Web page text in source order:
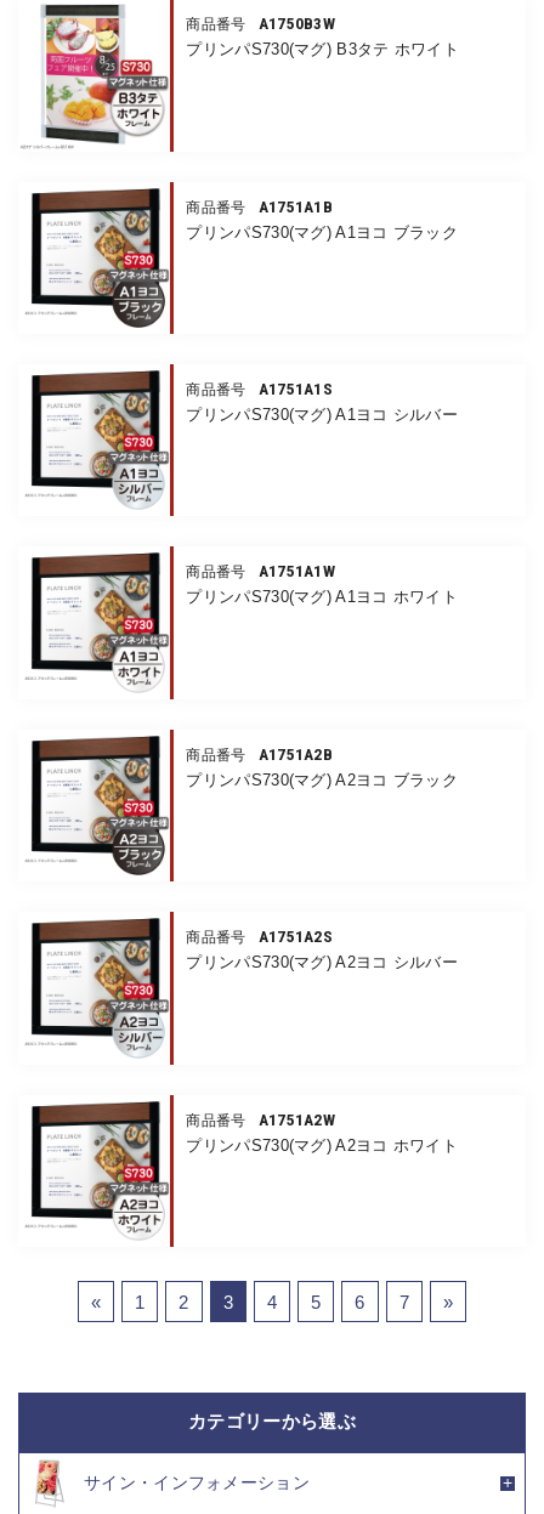
商品番号 A1750B3W
プリンパS730(マグ) B3タテ ホワイト
商品番号 A1751A1B
プリンパS730(マグ) A1ヨコ ブラック
商品番号 A1751A1S
プリンパS730(マグ) A1ヨコ シルバー
商品番号 A1751A1W
プリンパS730(マグ) A1ヨコ ホワイト
商品番号 A1751A2B
プリンパS730(マグ) A2ヨコ ブラック
商品番号 A1751A2S
プリンパS730(マグ) A2ヨコ シルバー
商品番号 A1751A2W
プリンパS730(マグ) A2ヨコ ホワイト
« 1 2 3 4 5 6 7 »
カテゴリーから選ぶ
サイン・インフォメーション